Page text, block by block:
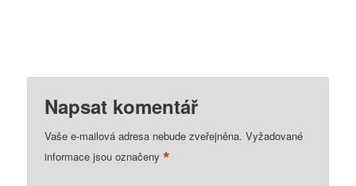
Napsat komentář
Vaše e-mailová adresa nebude zveřejněna. Vyžadované
informace jsou označeny*